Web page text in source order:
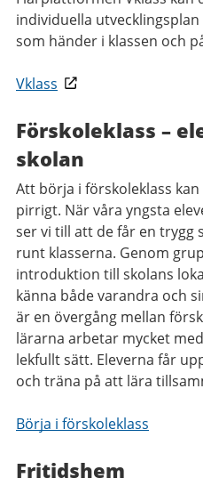
individuella
som händer i klassen och
Vklass
Förskoleklass –
skolan
Att börja i förskoleklass
pirrigt. När våra yngsta
ser vi till att de får en trygg
runt klasserna. Genom
introduktion till skolans
känna både varandra och
är en övergång mellan
lärarna arbetar mycket
lekfullt sätt. Eleverna får
och träna på att lära
Börja i förskoleklass
Fritidshem